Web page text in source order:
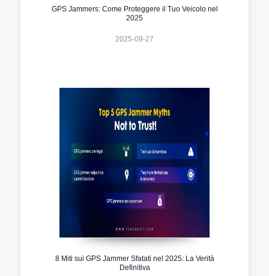
GPS Jammers: Come Proteggere il Tuo Veicolo nel
2025
2025-09-27
8 Miti sui GPS Jammer Sfatati nel 2025: La Verità
Definitiva